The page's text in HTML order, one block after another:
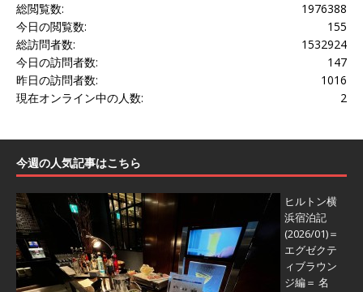
1976388
総閲覧数:
155
今日の閲覧数:
1532924
総訪問者数:
147
今日の訪問者数:
1016
昨日の訪問者数:
2
現在オンライン中の人数:
今週の人気記事はこちら
ヒルトン横
浜宿泊記
(2026/01)＝
エグゼクテ
ィブラウン
ジ編＝ 名